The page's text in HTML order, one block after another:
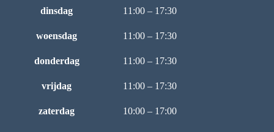
dinsdag 11:00 – 17:30
woensdag 11:00 – 17:30
donderdag 11:00 – 17:30
vrijdag 11:00 – 17:30
zaterdag 10:00 – 17:00